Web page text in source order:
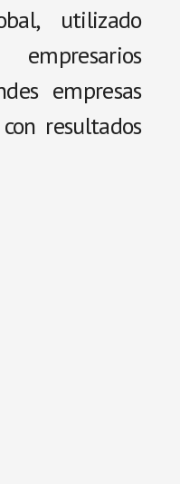
utilizado
empresas
resultados